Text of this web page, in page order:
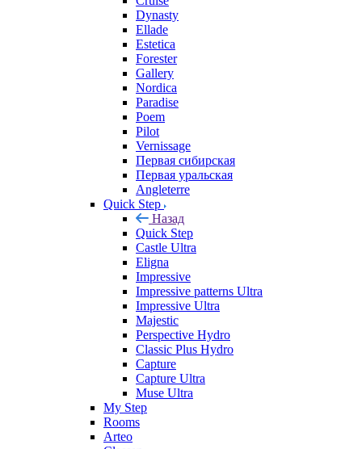
Dynasty
Ellade
Estetica
Forester
Gallery
Nordica
Paradise
Poem
Pilot
Vernissage
Первая сибирская
Первая уральская
Angleterre
Quick Step
Назад
Quick Step
Castle Ultra
Eligna
Impressive
Impressive patterns Ultra
Impressive Ultra
Majestic
Perspective Hydro
Classic Plus Hydro
Capture
Capture Ultra
Muse Ultra
My Step
Rooms
Arteo